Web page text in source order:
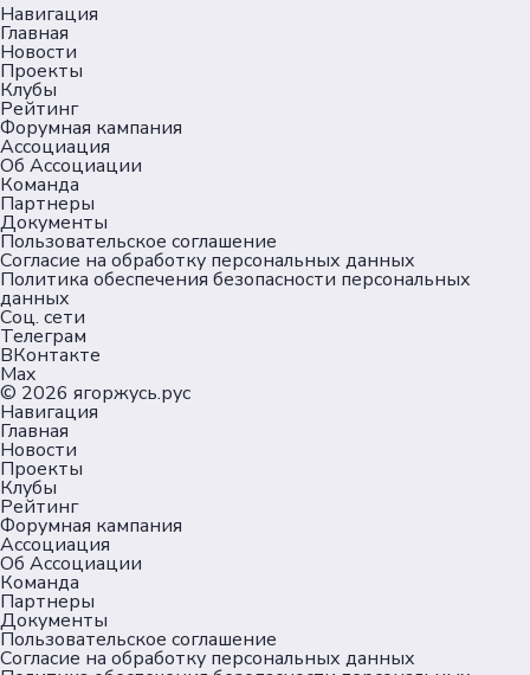
Навигация
Главная
Новости
Проекты
Клубы
Рейтинг
Форумная кампания
Ассоциация
Об Ассоциации
Команда
Партнеры
Документы
Пользовательское соглашение
Согласие на обработку персональных данных
Политика обеспечения безопасности персональных
данных
Соц. сети
Телеграм
ВКонтакте
Max
© 2026 ягоржусь.рус
Навигация
Главная
Новости
Проекты
Клубы
Рейтинг
Форумная кампания
Ассоциация
Об Ассоциации
Команда
Партнеры
Документы
Пользовательское соглашение
Согласие на обработку персональных данных